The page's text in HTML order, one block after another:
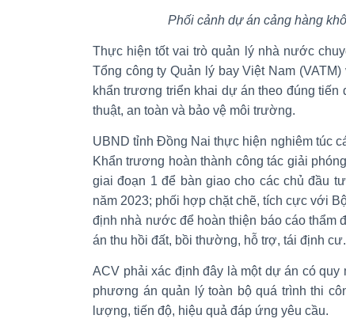
Phối cảnh dự án cảng hàng
Thực hiện tốt vai trò quản lý nhà nước
Tổng công ty Quản lý bay Việt Nam
khẩn trương triển khai dự án theo đúng tiến
thuật, an toàn và bảo vệ môi trường.
UBND tỉnh Đồng Nai thực hiện nghiêm túc
Khẩn trương hoàn thành công tác giải
giai đoạn 1 để bàn giao cho các chủ đầu
năm 2023; phối hợp chặt chẽ, tích cực với
định nhà nước để hoàn thiện báo cáo thẩm
án thu hồi đất, bồi thường, hỗ trợ, tái định cư.
ACV phải xác định đây là một dự án có
phương án quản lý toàn bộ quá trình thi
lượng, tiến độ, hiệu quả đáp ứng yêu cầu.